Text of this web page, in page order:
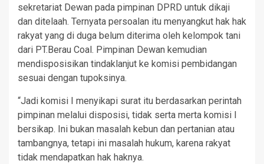
sekretariat Dewan pada pimpinan DPRD untuk dikaji
dan ditelaah. Ternyata persoalan itu menyangkut hak hak
rakyat yang di duga belum diterima oleh kelompok tani
dari PT.Berau Coal. Pimpinan Dewan kemudian
mendisposisikan tindaklanjut ke komisi pembidangan
sesuai dengan tupoksinya.
“Jadi komisi I menyikapi surat itu berdasarkan perintah
pimpinan melalui disposisi, tidak serta merta komisi I
bersikap. Ini bukan masalah kebun dan pertanian atau
tambangnya, tetapi ini masalah hukum, karena rakyat
tidak mendapatkan hak haknya.